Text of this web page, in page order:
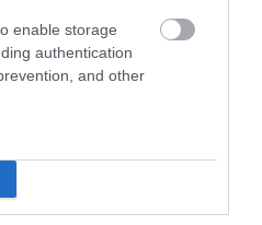
enable storage
authentication
and other
07|Mindenki ügye
ÜTEMBEN DOLGOZNAK A 25-
EGERBEN
07|Eger ügye